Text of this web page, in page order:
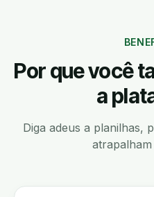
Por que você
a
Diga adeus a planilhas,